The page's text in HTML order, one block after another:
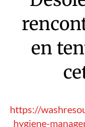
en
https://
hygiene-